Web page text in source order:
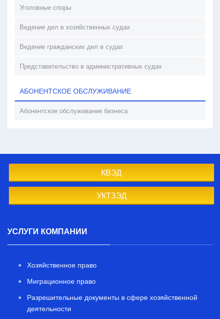
Уголовные споры
Ведение дел в хозяйственных судах
Ведение гражданских дел в судах
Представительство в административных судах
АБОНЕНТСКОЕ ОБСЛУЖИВАНИЕ
Абонентское обслуживание бизнеса
КВЭД
УКТЗЭД
УСЛУГИ КОМПАНИИ
Хозяйственное право
Миграционное право
Разрешительные документы в сфере хозяйственной
деятельности